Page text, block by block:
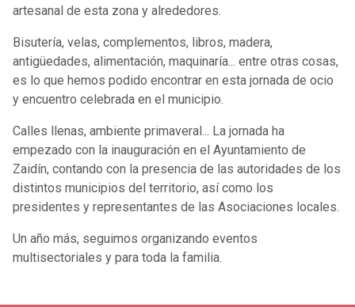
artesanal de esta zona y alrededores.
Bisutería, velas, complementos, libros, madera,
antigüedades, alimentación, maquinaría... entre otras cosas,
es lo que hemos podido encontrar en esta jornada de ocio
y encuentro celebrada en el municipio.
Calles llenas, ambiente primaveral... La jornada ha
empezado con la inauguración en el Ayuntamiento de
Zaidín, contando con la presencia de las autoridades de los
distintos municipios del territorio, así como los
presidentes y representantes de las Asociaciones locales.
Un año más, seguimos organizando eventos
multisectoriales y para toda la familia.